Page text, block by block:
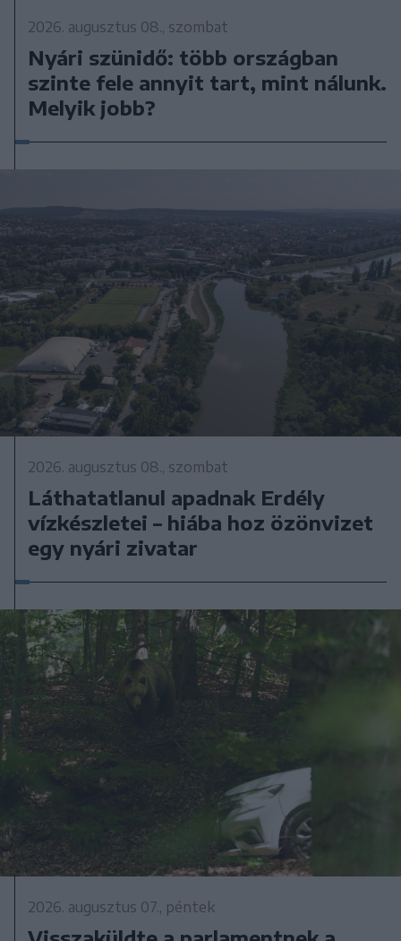
2026. augusztus 08., szombat
Nyári szünidő: több országban
szinte fele annyit tart, mint nálunk.
Melyik jobb?
2026. augusztus 08., szombat
Láthatatlanul apadnak Erdély
vízkészletei – hiába hoz özönvizet
egy nyári zivatar
2026. augusztus 07., péntek